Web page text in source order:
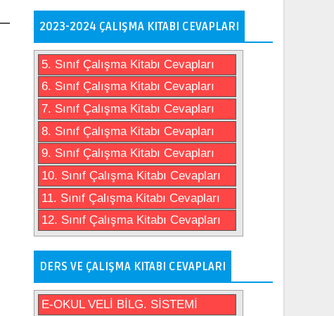
2023-2024 ÇALIŞMA KITABI CEVAPLARI
5. Sınıf Çalışma Kitabı Cevapları
6. Sınıf Çalışma Kitabı Cevapları
7. Sınıf Çalışma Kitabı Cevapları
8. Sınıf Çalışma Kitabı Cevapları
9. Sınıf Çalışma Kitabı Cevapları
10. Sınıf Çalışma Kitabı Cevapları
11. Sınıf Çalışma Kitabı Cevapları
12. Sınıf Çalışma Kitabı Cevapları
DERS VE ÇALIŞMA KITABI CEVAPLARI
E-OKUL VELİ BİLG. SİSTEMİ